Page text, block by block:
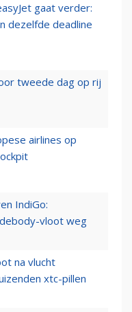
gaat verder:
dezelfde deadline
tweede dag op rij
airlines op
IndiGo:
vloot weg
na vlucht
xtc-pillen